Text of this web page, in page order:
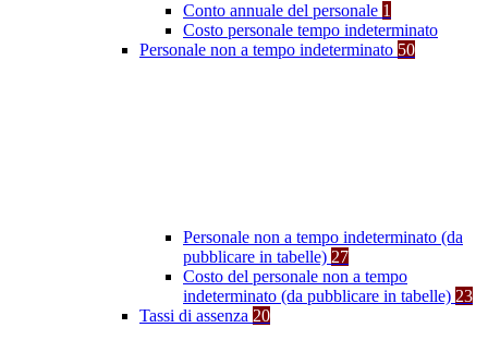
Conto annuale del personale 1
Costo personale tempo indeterminato
Personale non a tempo indeterminato 50
Personale non a tempo indeterminato (da
pubblicare in tabelle) 27
Costo del personale non a tempo
indeterminato (da pubblicare in tabelle) 23
Tassi di assenza 20